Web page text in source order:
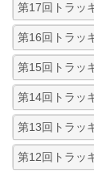
第17回トラッ
第16回トラッ
第15回トラッ
第14回トラッ
第13回トラッ
第12回トラッ